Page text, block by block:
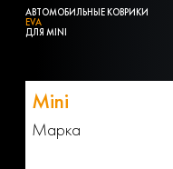
АВТОМОБИЛЬНЫЕ КОВРИКИ
EVA
ДЛЯ MINI
Марка